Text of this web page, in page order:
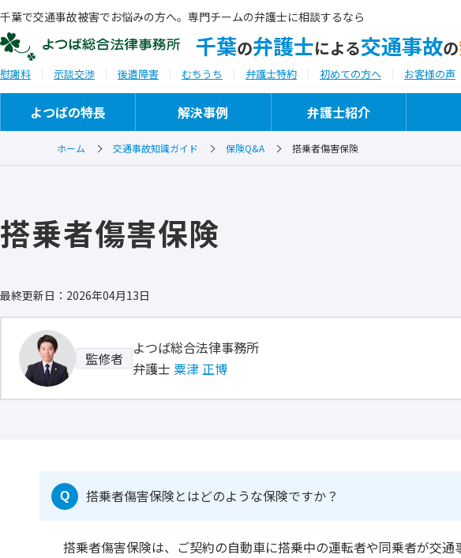
千葉で交通事故被害でお悩みの方へ。専門チームの弁護士に相談するなら
千葉の弁護士による交通事故の
慰謝料 示談交渉 後遺障害 むちうち 弁護士特約 初めての方へ お客様の声
よつばの特長
ご相談実例
解決事例 弁護士紹介
セミナー・研修会講師
ホーム 交通事故知識ガイド 保険Q&A 搭乗者傷害保険
搭乗者傷害保険
最終更新日：2026年04月13日
監修者
よつば総合法律事務所
弁護士 粟津 正博
Q 搭乗者傷害保険とはどのような保険ですか？
搭乗者傷害保険は、ご契約の自動車に搭乗中の運転者や同乗者が交